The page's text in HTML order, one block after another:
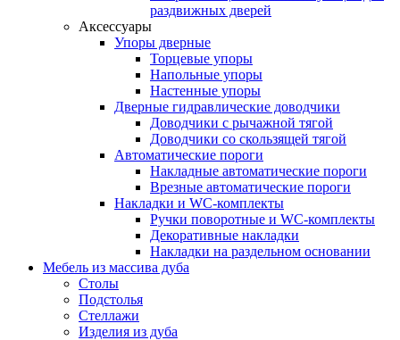
раздвижных дверей
Аксессуары
Упоры дверные
Торцевые упоры
Напольные упоры
Настенные упоры
Дверные гидравлические доводчики
Доводчики с рычажной тягой
Доводчики со скользящей тягой
Автоматические пороги
Накладные автоматические пороги
Врезные автоматические пороги
Накладки и WC-комплекты
Ручки поворотные и WC-комплекты
Декоративные накладки
Накладки на раздельном основании
Мебель из массива дуба
Столы
Подстолья
Стеллажи
Изделия из дуба